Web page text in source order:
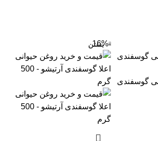
-16% بستن